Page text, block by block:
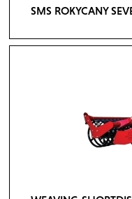
SMS ROKYCANY